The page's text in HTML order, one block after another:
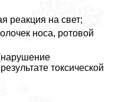
реакция на свет;
носа, ротовой
токсической